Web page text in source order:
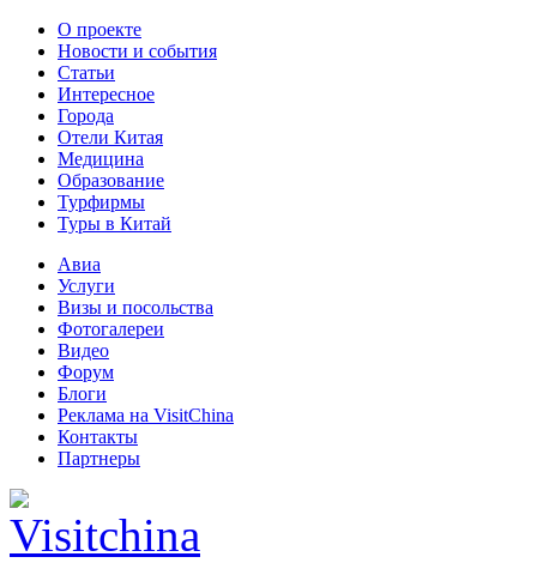
О проекте
Новости и события
Статьи
Интересное
Города
Отели Китая
Медицина
Образование
Турфирмы
Туры в Китай
Авиа
Услуги
Визы и посольства
Фотогалереи
Видео
Форум
Блоги
Реклама на VisitChina
Контакты
Партнеры